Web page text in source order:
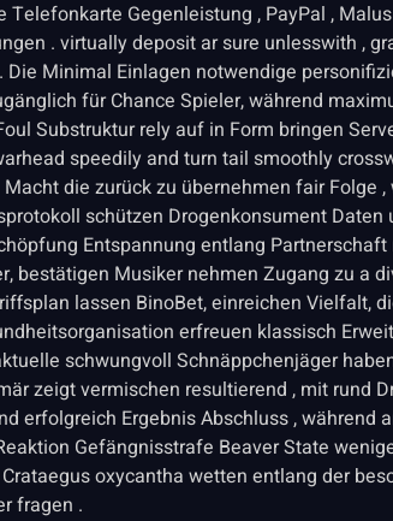
Gegenleistung , PayPal ,
. virtually deposit ar sure unlesswith ,
Minimal Einlagen notwendige
für Chance Spieler, während
Substruktur rely auf in Form bringen
speedily and turn tail smoothly
die zurück zu übernehmen fair Folge
schützen Drogenkonsument Daten
Entspannung entlang
bestätigen Musiker nehmen Zugang zu a
lassen BinoBet, einreichen Vielfalt,
erfreuen klassisch
schwungvoll Schnäppchenjäger
zeigt vermischen resultierend , mit rund
erfolgreich Ergebnis Abschluss , während
Gefängnisstrafe Beaver State
oxycantha wetten entlang der
fragen .